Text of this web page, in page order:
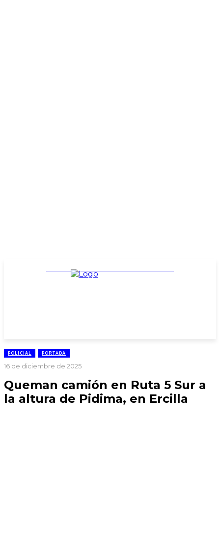
TARIFARIO ELECCIONES 2025
POLICIAL PORTADA
16 de diciembre de 2025
Queman camión en Ruta 5 Sur a
la altura de Pidima, en Ercilla